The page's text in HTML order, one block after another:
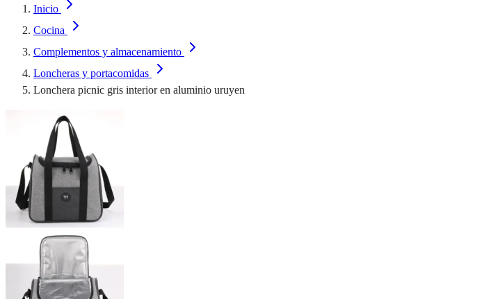
Inicio
Cocina
Complementos y almacenamiento
Loncheras y portacomidas
Lonchera picnic gris interior en aluminio uruyen